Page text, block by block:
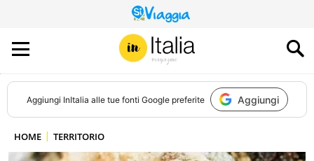
QUESTO
SITO
CONTRIBUISCE
ALL’AUDIENCE
DI
Aggiungi InItalia alle tue fonti Google preferite Aggiungi
HOME TERRITORIO